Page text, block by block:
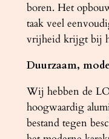
boren. Het
taak veel
vrijheid krijgt bij
Duurzaam,
Wij hebben de
hoogwaardig
bestand tegen